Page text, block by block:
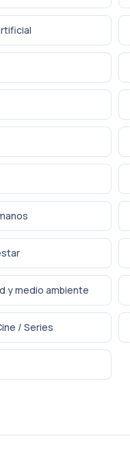
y medio ambiente
/ Series